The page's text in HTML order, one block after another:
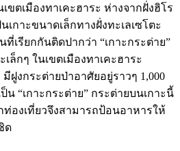
ขตเมืองทาเคะฮาระ ห่างจากฝั่งฮิโร
เกาะขนาดเล็กทางฝั่งทะเลเซโตะ
ที่เรียกกันติดปากว่า “เกาะกระต่าย”
ล็กๆ ในเขตเมืองทาเคะฮาระ
มีฝูงกระต่ายป่าอาศัยอยู่ราวๆ 1,000
“เกาะกระต่าย” กระต่ายบนเกาะนี้
องเที่ยวจึงสามารถป้อนอาหารให้
ด